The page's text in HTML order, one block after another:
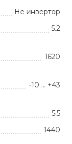
Не инвертор
5.2
1620
-10 … +43
5.5
1440